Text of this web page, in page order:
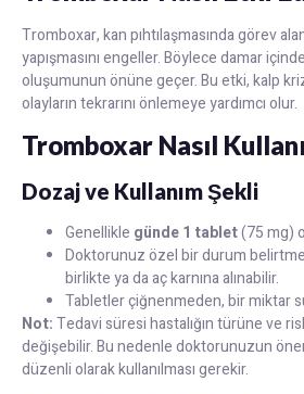
Tromboxar, kan pıhtılaşmasında görev
yapışmasını engeller. Böylece damar
oluşumunun önüne geçer. Bu etki, kalp
olayların tekrarını önlemeye yardımcı olur.
Tromboxar Nasıl
Dozaj ve Kullanım Şekli
Genellikle günde 1 tablet(75 mg)
Doktorunuz özel bir durum
birlikte ya da aç karnına alınabilir.
Tabletler çiğnenmeden, bir miktar
Not:Tedavi süresi hastalığın türüne ve
değişebilir. Bu nedenle doktorunuzun
düzenli olarak kullanılması gerekir.